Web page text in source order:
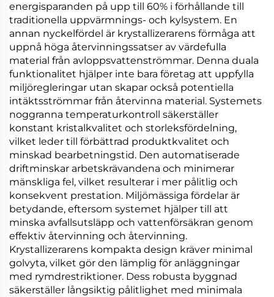
energisparanden på upp till 60% i förhållande till
traditionella uppvärmnings- och kylsystem. En
annan nyckelfördel är krystallizerarens förmåga att
uppnå höga återvinningssatser av värdefulla
material från avloppsvattenströmmar. Denna duala
funktionalitet hjälper inte bara företag att uppfylla
miljöregleringar utan skapar också potentiella
intäktsströmmar från återvinna material. Systemets
noggranna temperaturkontroll säkerställer
konstant kristalkvalitet och storleksfördelning,
vilket leder till förbättrad produktkvalitet och
minskad bearbetningstid. Den automatiserade
driftminskar arbetskrävandena och minimerar
mänskliga fel, vilket resulterar i mer pålitlig och
konsekvent prestation. Miljömässiga fördelar är
betydande, eftersom systemet hjälper till att
minska avfallsutsläpp och vattenförsäkran genom
effektiv återvinning och återvinning.
Krystallizerarens kompakta design kräver minimal
golvyta, vilket gör den lämplig för anläggningar
med rymdrestriktioner. Dess robusta byggnad
säkerställer långsiktig pålitlighet med minimala